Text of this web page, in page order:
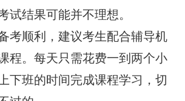
试结果可能并不理想。
考顺利，建议考生配合辅导机
程。每天只需花费一到两个小
下班的时间完成课程学习，切